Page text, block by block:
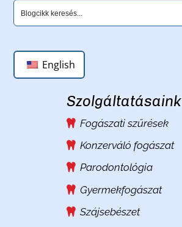
English
Szolgáltatásaink
Fogászati szűrések
Konzerváló fogászat
Parodontológia
Gyermekfogászat
Szájsebészet